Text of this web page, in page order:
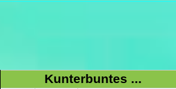
Kunterbuntes ...